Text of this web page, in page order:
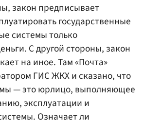
закон предписывает
государственные
системы только
С другой стороны, закон
на иное. Там «Почта»
ГИС ЖКХ и сказано, что
— это юрлицо, выполняющее
эксплуатации и
Означает ли